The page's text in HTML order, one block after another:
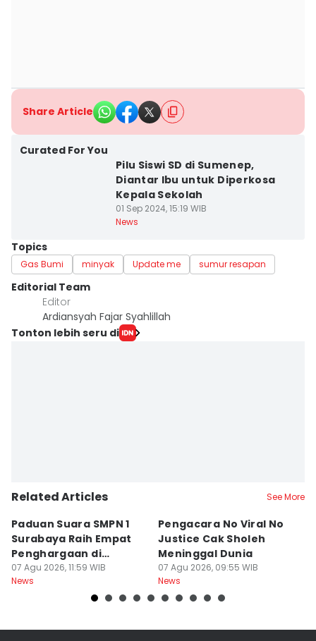
Share Article
Curated For You
Pilu Siswi SD di Sumenep,
Diantar Ibu untuk Diperkosa
Kepala Sekolah
01 Sep 2024, 15:19 WIB
News
Topics
Gas Bumi minyak Update me sumur resapan
Editorial Team
Editor
Ardiansyah Fajar Syahlillah
Tonton lebih seru di
Related Articles See More
Paduan Suara SMPN 1
Surabaya Raih Empat
Penghargaan di
Thailand
07 Agu 2026, 11:59 WIB
News
Pengacara No Viral No
Justice Cak Sholeh
Meninggal Dunia
07 Agu 2026, 09:55 WIB
News